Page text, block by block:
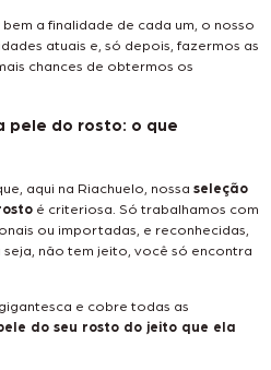
a finalidade de cada um, o nosso
atuais e, só depois, fazermos as
chances de obtermos os
pele do rosto: o que
aqui na Riachuelo, nossa seleção
é criteriosa. Só trabalhamos com
ou importadas, e reconhecidas,
seja, não tem jeito, você só encontra
e cobre todas as
do seu rosto do jeito que ela